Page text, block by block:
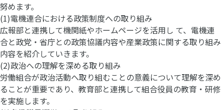
努めます。
(1)電機連合における政策制度への取り組み
広報部と連携して機関紙やホームページを活用し て、電機連
合と政党・省庁との政策協議内容や産業政策に関する取り組み
内容を紹介していきます。
(2)政治への理解を深める取り組み
労働組合が政治活動へ取り組むことの意義について理解を深め
ることが重要であり、教育部と連携して組合役員の教育・研修
を実施します。